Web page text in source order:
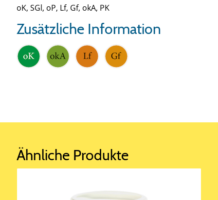
oK, SGl, oP, Lf, Gf, okA, PK
Zusätzliche Information
Ähnliche Produkte